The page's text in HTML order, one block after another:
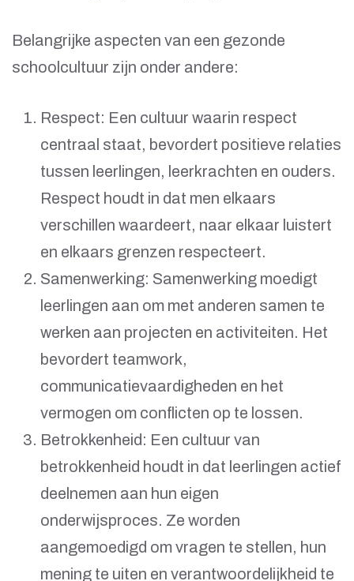
Belangrijke aspecten van een gezonde
schoolcultuur zijn onder andere:
Respect: Een cultuur waarin respect
centraal staat, bevordert positieve relaties
tussen leerlingen, leerkrachten en ouders.
Respect houdt in dat men elkaars
verschillen waardeert, naar elkaar luistert
en elkaars grenzen respecteert.
Samenwerking: Samenwerking moedigt
leerlingen aan om met anderen samen te
werken aan projecten en activiteiten. Het
bevordert teamwork,
communicatievaardigheden en het
vermogen om conflicten op te lossen.
Betrokkenheid: Een cultuur van
betrokkenheid houdt in dat leerlingen actief
deelnemen aan hun eigen
onderwijsproces. Ze worden
aangemoedigd om vragen te stellen, hun
mening te uiten en verantwoordelijkheid te